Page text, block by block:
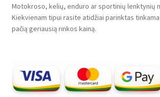
Motokroso, kelių, enduro ar sportinių lenktynių
Kiekvienam tipui rasite atidžiai parinktas
pačią geriausią rinkos kainą.